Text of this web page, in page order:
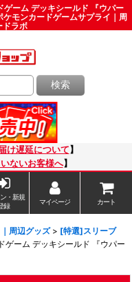
ゲーム デッキシールド 『ウパー
モンカードゲームサプライ｜周
ドラボ
検索
け遅延について 】
ないお客様へ】
・新規
録
マイページ カート
周辺グッズ > [特選]スリーブ
ゲーム デッキシールド 『ウパー